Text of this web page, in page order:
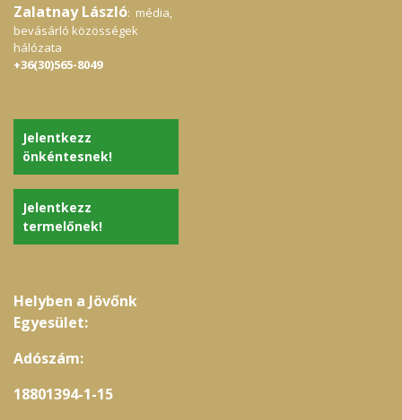
Zalatnay László: média,
bevásárló közösségek
hálózata
+36(30)565-8049
Jelentkezz
önkéntesnek!
Jelentkezz
termelőnek!
Helyben a Jövőnk
Egyesület:
Adószám:
18801394-1-15